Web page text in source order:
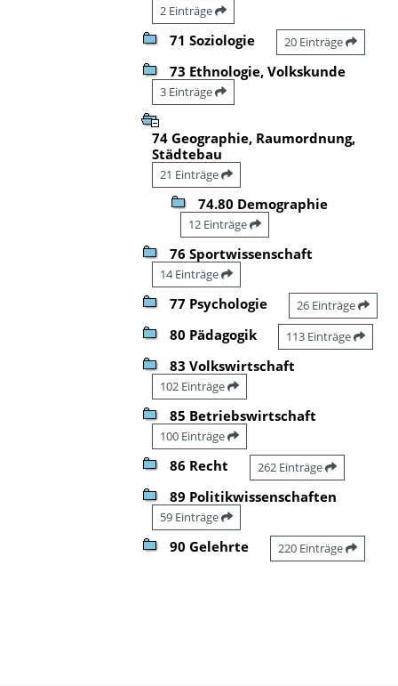
2 Einträge
71 Soziologie 20 Einträge
73 Ethnologie, Volkskunde
3 Einträge
74 Geographie, Raumordnung,
Städtebau
21 Einträge
74.80 Demographie
12 Einträge
76 Sportwissenschaft
14 Einträge
77 Psychologie 26 Einträge
80 Pädagogik 113 Einträge
83 Volkswirtschaft
102 Einträge
85 Betriebswirtschaft
100 Einträge
86 Recht 262 Einträge
89 Politikwissenschaften
59 Einträge
90 Gelehrte 220 Einträge